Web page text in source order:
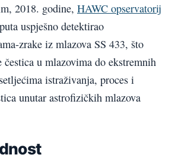
2018. godine, HAWC opservatorij
uspješno detektirao
zrake iz mlazova SS 433, što
čestica u mlazovima do ekstremnih
istraživanja, proces i
unutar astrofizičkih mlazova